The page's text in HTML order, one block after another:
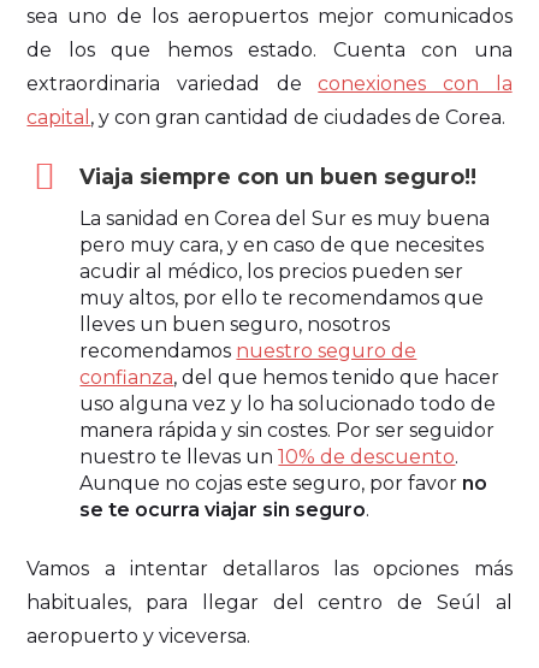
sea uno de los aeropuertos mejor comunicados
de los que hemos estado. Cuenta con una
extraordinaria variedad deconexiones con la
capital , y con gran cantidad de ciudades de Corea.
Viaja siempre con un buen seguro!!
La sanidad en Corea del Sur es muy buena
pero muy cara, y en caso de que necesites
acudir al médico, los precios pueden ser
muy altos, por ello te recomendamos que
lleves un buen seguro, nosotros
recomendamos nuestro seguro de
confianza, del que hemos tenido que hacer
uso alguna vez y lo ha solucionado todo de
manera rápida y sin costes. Por ser seguidor
nuestro te llevas un10% de descuento.
Aunque no cojas este seguro, por favor no
se te ocurra viajar sin seguro.
Vamos a intentar detallaros las opciones más
habituales, para llegar del centro de Seúl al
aeropuerto y viceversa.